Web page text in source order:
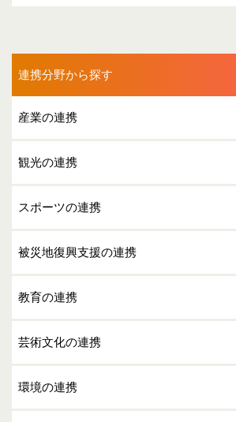
連携分野から探す
産業の連携
観光の連携
スポーツの連携
被災地復興支援の連携
教育の連携
芸術文化の連携
環境の連携